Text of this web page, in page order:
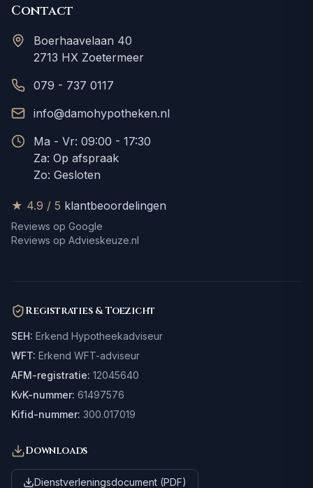
Contact
Boerhaavelaan 40
2713 HX Zoetermeer
079 - 737 0117
info@damohypotheken.nl
Ma - Vr: 09:00 - 17:30
Za: Op afspraak
Zo: Gesloten
★ 4.9 / 5 klantbeoordelingen
Reviews op Google
Reviews op Advieskeuze.nl
Registraties & Toezicht
SEH: Erkend Hypotheekadviseur
WFT: Erkend WFT-adviseur
AFM-registratie: 12045640
KvK-nummer: 61497576
Kifid-nummer: 300.017019
Downloads
Dienstverleningsdocument (PDF)